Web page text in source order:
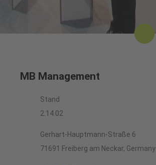
MB Management
Stand
2.14.02
Gerhart-Hauptmann-Straße 6
71691 Freiberg am Neckar, Germany